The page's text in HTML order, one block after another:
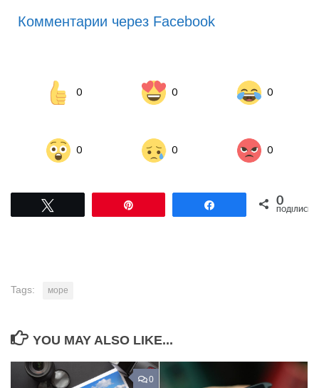
Комментарии через Facebook
0 0 0
0 0 0
Поділитися0
ПОДІЛИСЬ
Tags: море
YOU MAY ALSO LIKE...
0